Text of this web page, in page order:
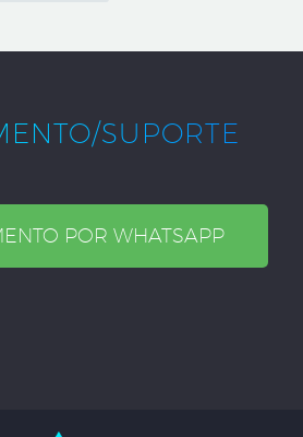
SUPORTE
POR WHATSAPP